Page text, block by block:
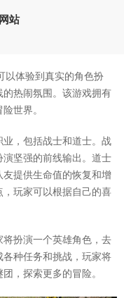
站
以体验到真实的角色扮
热闹氛围。该游戏拥有
世界。
，包括战士和道士。战
坚强的前线输出。道士
提供生命值的恢复和增
玩家可以根据自己的喜
扮演一个英雄角色，去
种任务和挑战，玩家将
，探索更多的冒险。